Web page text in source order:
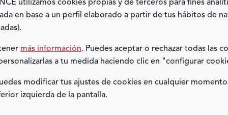
utilizamos cookies propias y de terceros para fines
en base a un perfil elaborado a partir de tus hábitos de
más información. Puedes aceptar o rechazar todas las
a tu medida haciendo clic en "configurar
modificar tus ajustes de cookies en cualquier
izquierda de la pantalla.
tener mucha imaginación) ocompetir en varias
un puzle (y siempre nos echamos unas
los ojos y para que pudieran competir, el resto
(una a un museo en el que tocamos con
equipos de espionaje reales y de atrezo).
libres nos divertíamos todos juntos cantando,
es que teniendo residencia el edificio en el que